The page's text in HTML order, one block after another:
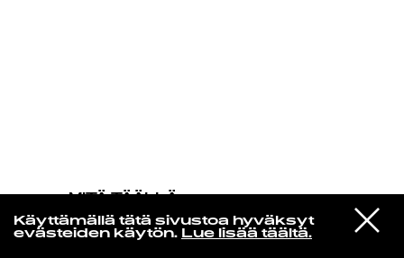
Käyttämällä tätä sivustoa hyväksyt
evästeiden käytön. Lue lisää täältä.
VIESTI
STUDIOON
MITÄ TÄÄLLÄ
Courtney Barnett
Here's the Thing